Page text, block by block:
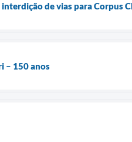
de vias para Corpus
– 150 anos